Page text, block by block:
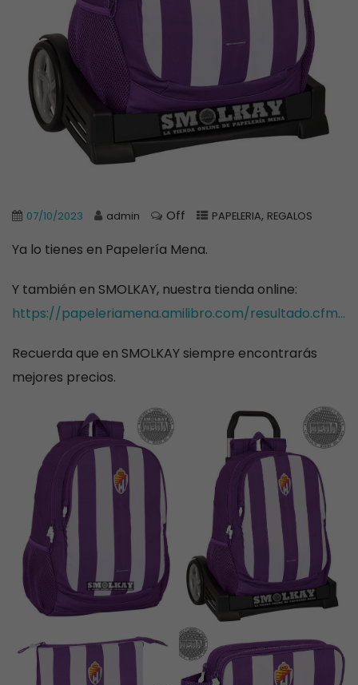
07/10/2023 admin Off PAPELERIA, REGALOS
Ya lo tienes en Papelería Mena.
Y también en SMOLKAY, nuestra tienda online:
https://papeleriamena.amilibro.com/resultado.cfm…
Recuerda que en SMOLKAY siempre encontrarás
mejores precios.